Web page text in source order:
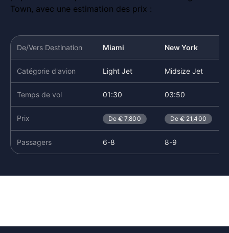
Town, avec une estimation des prix :
De/Vers Destination Miami New York
Catégorie d'avion Light Jet Midsize Jet
Temps de vol 01:30 03:50
Prix De 7,800 De 21,400
Passagers 6-8 8-9